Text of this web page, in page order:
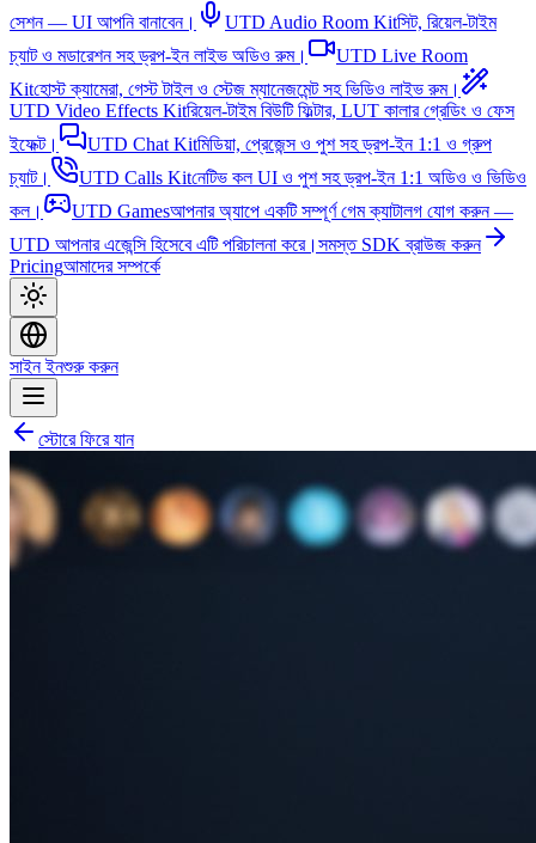
সেশন — UI আপনি বানাবেন।
UTD Audio Room Kitসিট, রিয়েল-টাইম
চ্যাট ও মডারেশন সহ ড্রপ-ইন লাইভ অডিও রুম।
UTD Live Room
Kitহোস্ট ক্যামেরা, গেস্ট টাইল ও স্টেজ ম্যানেজমেন্ট সহ ভিডিও লাইভ রুম।
UTD Video Effects Kitরিয়েল-টাইম বিউটি ফিল্টার, LUT কালার গ্রেডিং ও ফেস
ইফেক্ট।
UTD Chat Kitমিডিয়া, প্রেজেন্স ও পুশ সহ ড্রপ-ইন 1:1 ও গ্রুপ
চ্যাট।
UTD Calls Kitনেটিভ কল UI ও পুশ সহ ড্রপ-ইন 1:1 অডিও ও ভিডিও
কল।
UTD Gamesআপনার অ্যাপে একটি সম্পূর্ণ গেম ক্যাটালগ যোগ করুন —
UTD আপনার এজেন্সি হিসেবে এটি পরিচালনা করে। সমস্ত SDK ব্রাউজ করুন
Pricingআমাদের সম্পর্কে
সাইন ইনশুরু করুন
স্টোরে ফিরে যান